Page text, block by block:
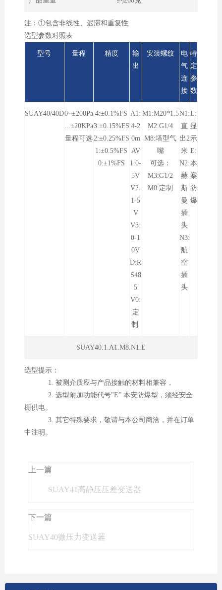
注：①包含非线性、迟滞和重复性
选型参数对照表
型号 量程 精度
输
出
安装螺纹
电
气
连
接
特
定
参
数
SUAY40/40D0~±200Pa
...±20KPa
量程可选
4:±0.1%FS
3:±0.15%FS
2:±0.25%FS
1:±0.5%FS
0:±1%FS
A1:
4-2
0m
AV
1:0-
5V
V2:
1-5
V
V3:
0-1
0V
D:R
S48
5
V0:
定
制
M1:M20*1.5
M2:G1/4
M8:塔型气
嘴
可选：
M3:G1/2
M0:定制
N1:
直
出2
米
N2:
赫
斯
曼
插
头
N3:
航
空
插
头
L:
显
示
E:
本
案
防
爆
SUAY40.1.A1.M8.N1.E
选型提示：
1. 被测介质应与产品接触的材料相兼容，
2. 选型附加功能代号"E” 本安防爆型，须经安全
栅供电。
3. 其它特殊要求，敬请与本公司商洽，并在订单
中注明。
上一篇
SUAY41高静压压差变送器
下一篇
SUAY40微压力变送器